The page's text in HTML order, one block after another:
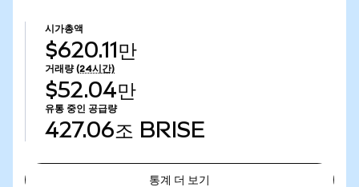
시가총액
$620.11만
거래량 (24시간)
$52.04만
유통 중인 공급량
427.06조 BRISE
통계 더 보기